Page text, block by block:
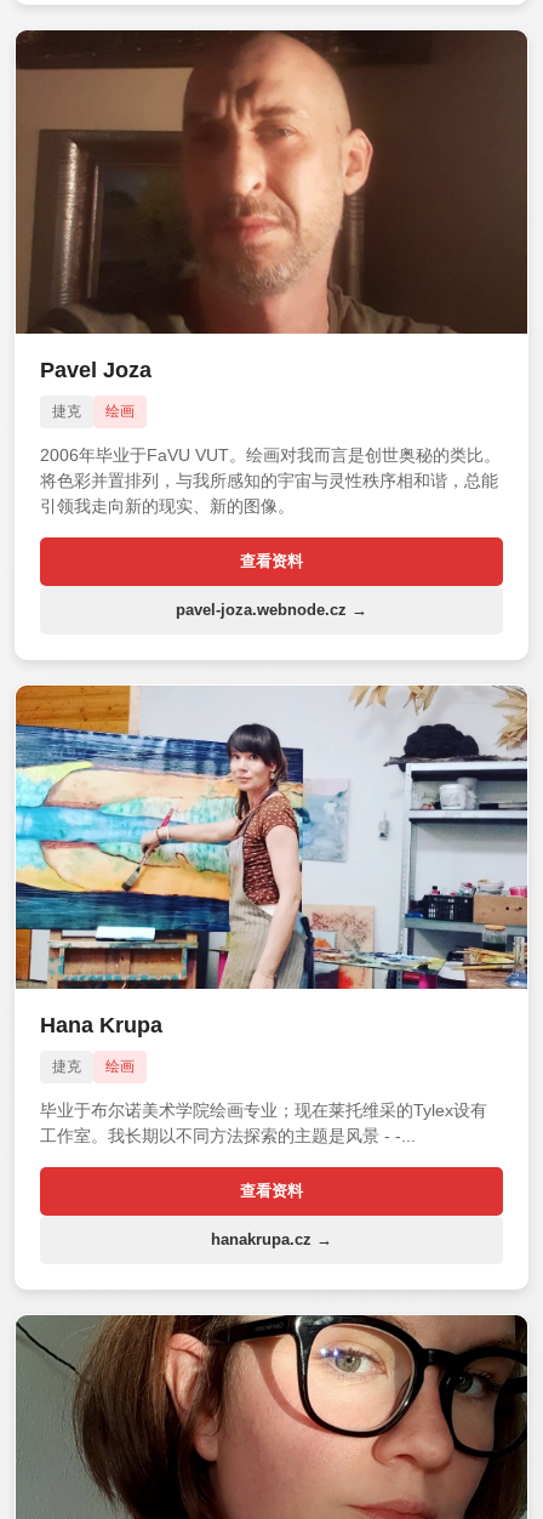
Pavel Joza
捷克 绘画
2006年毕业于FaVU VUT。绘画对我而言是创世奥秘的类比。
将色彩并置排列，与我所感知的宇宙与灵性秩序相和谐，总能
引领我走向新的现实、新的图像。
查看资料
pavel-joza.webnode.cz →
Hana Krupa
捷克 绘画
毕业于布尔诺美术学院绘画专业；现在莱托维采的Tylex设有
工作室。我长期以不同方法探索的主题是风景 - -...
查看资料
hanakrupa.cz →